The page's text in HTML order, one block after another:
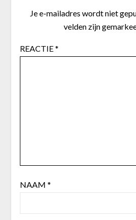
Je e-mailadres wordt niet
velden zijn
REACTIE*
NAAM *